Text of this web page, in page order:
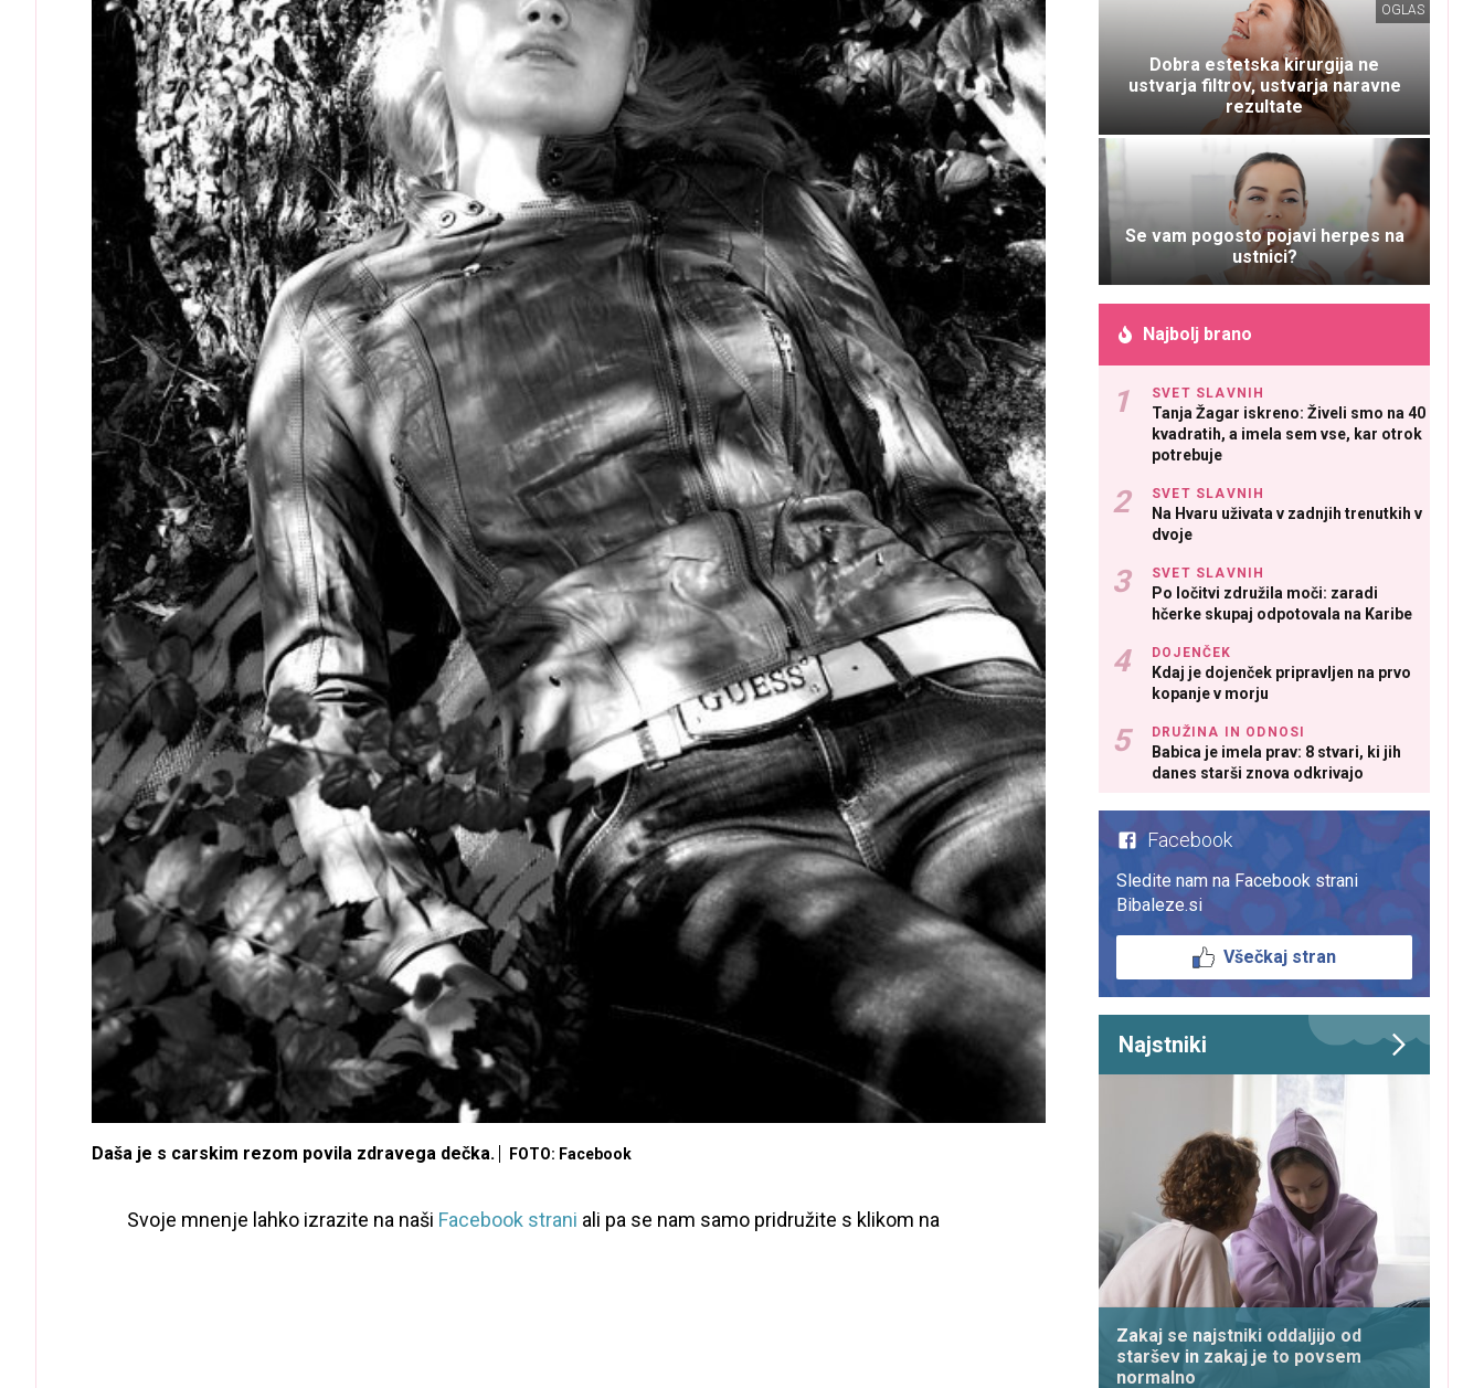
Daša je s carskim rezom povila zdravega dečka. FOTO: Facebook
Svoje mnenje lahko izrazite na naši Facebook strani ali pa se nam samo pridružite s klikom na
OGLAS
Dobra estetska kirurgija ne
ustvarja filtrov, ustvarja naravne
rezultate
Se vam pogosto pojavi herpes na
ustnici?
Najbolj brano
SVET SLAVNIH
Tanja Žagar iskreno: Živeli smo na 40
kvadratih, a imela sem vse, kar otrok
potrebuje
SVET SLAVNIH
Na Hvaru uživata v zadnjih trenutkih v
dvoje
SVET SLAVNIH
Po ločitvi združila moči: zaradi
hčerke skupaj odpotovala na Karibe
DOJENČEK
Kdaj je dojenček pripravljen na prvo
kopanje v morju
DRUŽINA IN ODNOSI
Babica je imela prav: 8 stvari, ki jih
danes starši znova odkrivajo
Facebook
Sledite nam na Facebook strani
Bibaleze.si
Všečkaj stran
Najstniki
Zakaj se najstniki oddaljijo od
staršev in zakaj je to povsem
normalno